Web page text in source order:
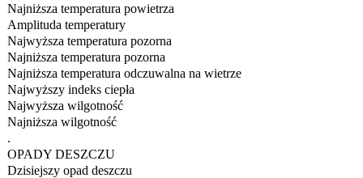
Najniższa temperatura powietrza
Amplituda temperatury
Najwyższa temperatura pozorna
Najniższa temperatura pozorna
Najniższa temperatura odczuwalna na wietrze
Najwyższy indeks ciepła
Najwyższa wilgotność
Najniższa wilgotność
.
OPADY DESZCZU
Dzisiejszy opad deszczu